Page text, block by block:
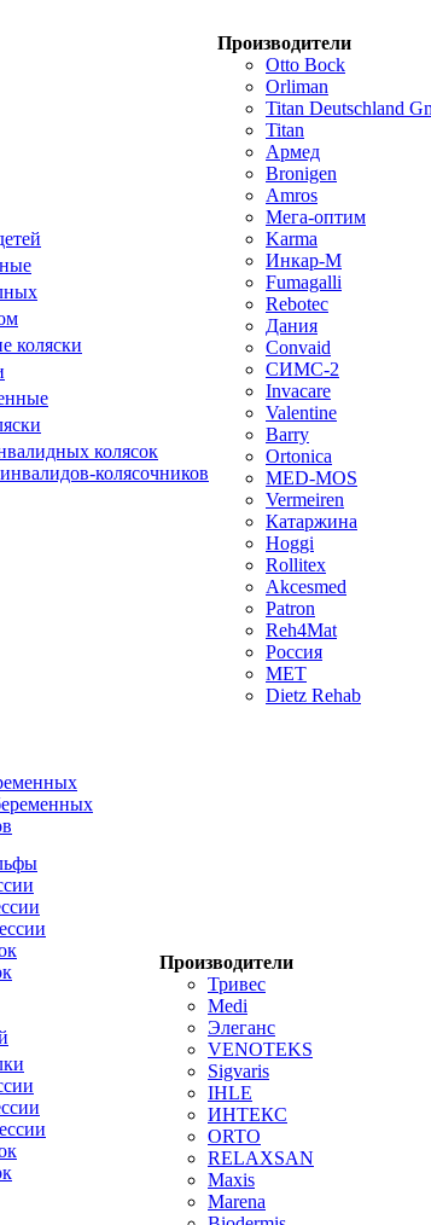
коляски
колясок
колясочников
Производители
Otto Bock
Orliman
Titan Deutschland
Titan
Армед
Bronigen
Amros
Мега-оптим
Karma
Инкар-М
Fumagalli
Rebotec
Дания
Convaid
СИМС-2
Invacare
Valentine
Barry
Ortonica
MED-MOS
Vermeiren
Катаржина
Hoggi
Rollitex
Akcesmed
Patron
Reh4Mat
Россия
МЕТ
Dietz Rehab
Производители
Тривес
Medi
Элеганс
VENOTEKS
Sigvaris
IHLE
ИНТЕКС
ORTO
RELAXSAN
Maxis
Marena